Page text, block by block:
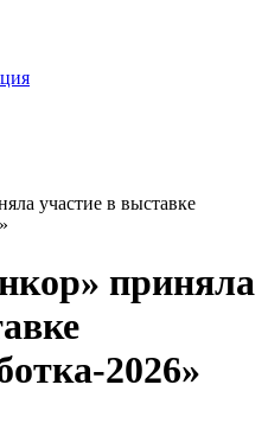
участие в выставке
приняла
2026»